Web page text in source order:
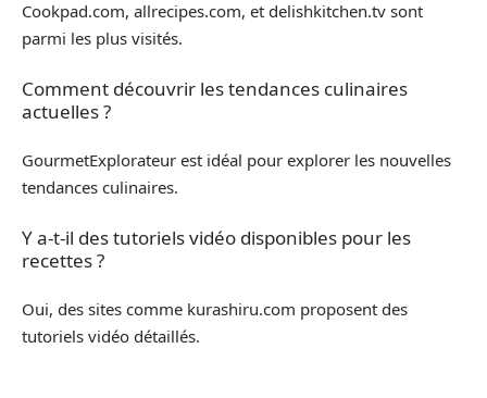
Cookpad.com, allrecipes.com, et delishkitchen.tv sont
parmi les plus visités.
Comment découvrir les tendances culinaires
actuelles ?
GourmetExplorateur est idéal pour explorer les nouvelles
tendances culinaires.
Y a-t-il des tutoriels vidéo disponibles pour les
recettes ?
Oui, des sites comme kurashiru.com proposent des
tutoriels vidéo détaillés.